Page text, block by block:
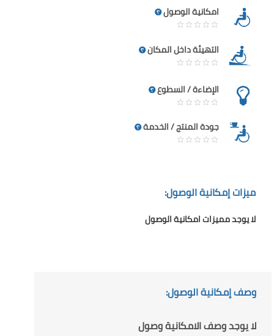
امكانية الوصول
التهيئة داخل المكان
الإضاءة / السطوع
جودة المنتج / الخدمة
ميزات إمكانية الوصول:
لا يوجد مميزات امكانية الوصول
وصف إمكانية الوصول:
لا يوجد وصف الامكانية وصول